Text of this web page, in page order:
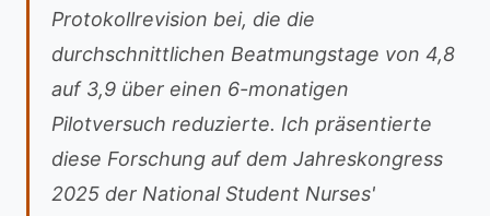
Protokollrevision bei, die die
durchschnittlichen Beatmungstage von 4,8
auf 3,9 über einen 6-monatigen
Pilotversuch reduzierte. Ich präsentierte
diese Forschung auf dem Jahreskongress
2025 der National Student Nurses'